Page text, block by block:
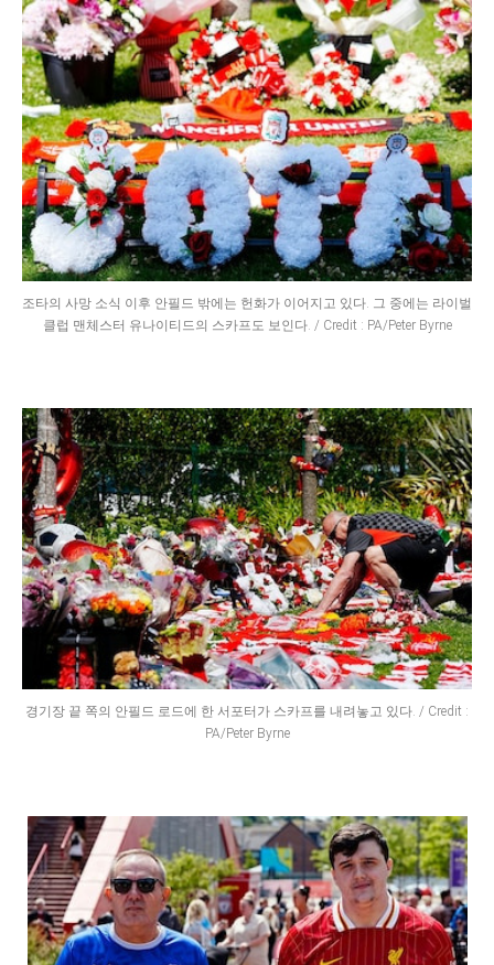
조타의 사망 소식 이후 안필드 밖에는 헌화가 이어지고 있다. 그 중에는 라이벌
클럽 맨체스터 유나이티드의 스카프도 보인다. / Credit : PA/Peter Byrne
경기장 끝 쪽의 안필드 로드에 한 서포터가 스카프를 내려놓고 있다. / Credit :
PA/Peter Byrne